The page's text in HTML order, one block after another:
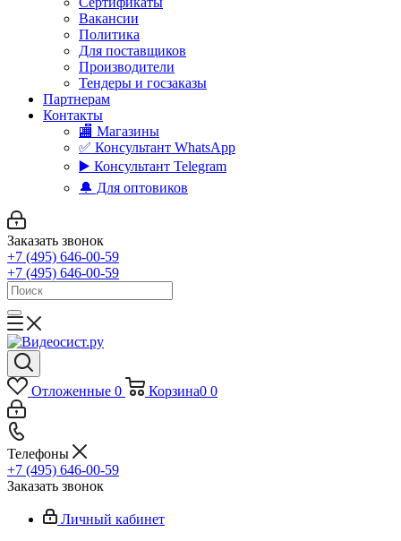
Вакансии
Политика
Для поставщиков
Производители
Тендеры и госзаказы
Партнерам
Контакты
🏬 Магазины
✅️ Консультант WhatsApp
▶️ Консультант Telegram
🔔 Для оптовиков
Заказать звонок
+7 (495) 646-00-59
+7 (495) 646-00-59
Отложенные 0 Корзина0 0
Телефоны
+7 (495) 646-00-59
Заказать звонок
Личный кабинет